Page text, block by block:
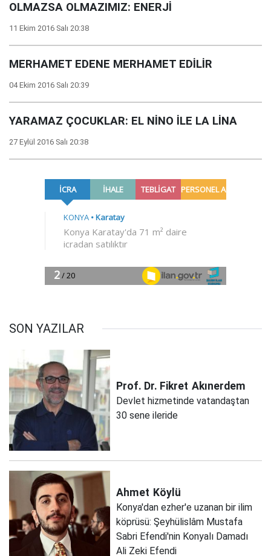
OLMAZSA OLMAZIMIZ: ENERJİ
11 Ekim 2016 Salı 20:38
MERHAMET EDENE MERHAMET EDİLİR
04 Ekim 2016 Salı 20:39
YARAMAZ ÇOCUKLAR: EL NİNO İLE LA LİNA
27 Eylül 2016 Salı 20:38
SON YAZILAR
Prof. Dr. Fikret Akınerdem
Devlet hizmetinde vatandaştan
30 sene ileride
Ahmet Köylü
Konya'dan ezher'e uzanan bir ilim
köprüsü: Şeyhülislâm Mustafa
Sabri Efendi'nin Konyalı Damadı
Ali Zeki Efendi